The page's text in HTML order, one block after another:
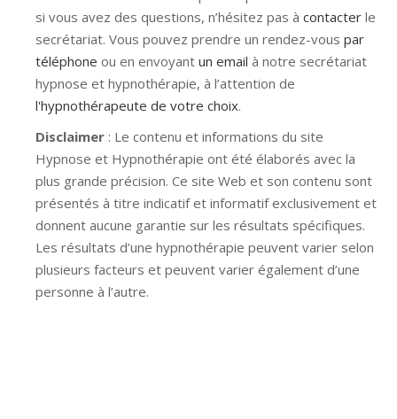
si vous avez des questions, n’hésitez pas à contacter le
secrétariat. Vous pouvez prendre un rendez-vous par
téléphone ou en envoyant un email à notre secrétariat
hypnose et hypnothérapie, à l’attention de
l'hypnothérapeute de votre choix.
Disclaimer : Le contenu et informations du site
Hypnose et Hypnothérapie ont été élaborés avec la
plus grande précision. Ce site Web et son contenu sont
présentés à titre indicatif et informatif exclusivement et
donnent aucune garantie sur les résultats spécifiques.
Les résultats d’une hypnothérapie peuvent varier selon
plusieurs facteurs et peuvent varier également d’une
personne à l’autre.